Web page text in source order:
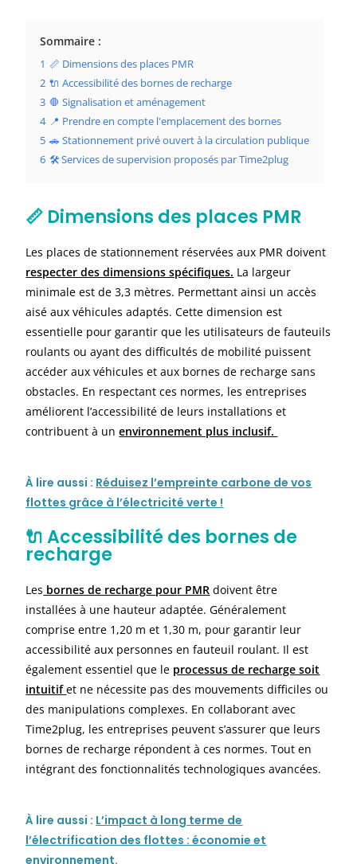
Sommaire :
1 📏 Dimensions des places PMR
2 🔌 Accessibilité des bornes de recharge
3 🛑 Signalisation et aménagement
4 📍 Prendre en compte l'emplacement des bornes
5 🚗 Stationnement privé ouvert à la circulation publique
6 🛠️ Services de supervision proposés par Time2plug
📏 Dimensions des places PMR
Les places de stationnement réservées aux PMR doivent
respecter des dimensions spécifiques. La largeur
minimale est de3,3 mètres. Permettant ainsi un accès
aisé aux véhicules adaptés. Cette dimension est
essentielle pour garantir que les utilisateurs de fauteuils
roulants ou ayant des difficultés de mobilité puissent
accéder aux véhicules et aux bornes de recharge sans
obstacles. En respectant ces normes, les entreprises
améliorent l’accessibilité de leurs installations et
contribuent à unenvironnement plus inclusif.
À lire aussi : Réduisez l’empreinte carbone de vos
flottes grâce à l’électricité verte !
🔌 Accessibilité des bornes de
recharge
Les bornes de recharge pour PMR doivent être
installées à une hauteur adaptée. Généralement
comprise entre 1,20 m et 1,30 m, pour garantir leur
accessibilité aux personnes en fauteuil roulant. Il est
également essentiel que le processus de recharge soit
intuitif et ne nécessite pas des mouvements difficiles ou
des manipulations complexes. En collaborant avec
Time2plug, les entreprises peuvent s’assurer que leurs
bornes de recharge répondent à ces normes. Tout en
intégrant des fonctionnalités technologiques avancées.
À lire aussi : L’impact à long terme de
l’électrification des flottes : économie et
environnement.